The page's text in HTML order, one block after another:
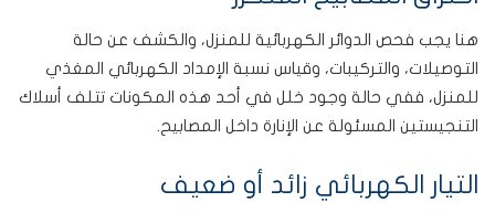
هنا يجب فحص الدوائر الكهربائية للمنزل، والكشف عن حالة
التوصيلات، والتركيبات، وقياس نسبة الإمداد الكهربائي المغذي
للمنزل، ففي حالة وجود خلل في أحد هذه المكونات تتلف أسلاك
التنجيستين المسئولة عن الإنارة داخل المصابيح.
التيار الكهربائي زائد أو ضعيف